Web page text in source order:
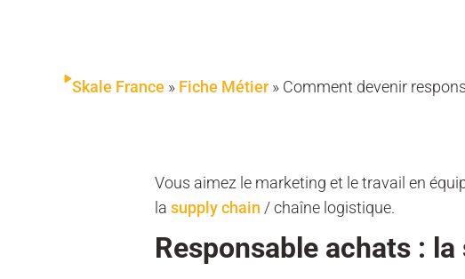
Skale France » Fiche Métier» Comment devenir
Vous aimez le marketing et le travail en
la supply chain / chaîne logistique.
Responsable achats :